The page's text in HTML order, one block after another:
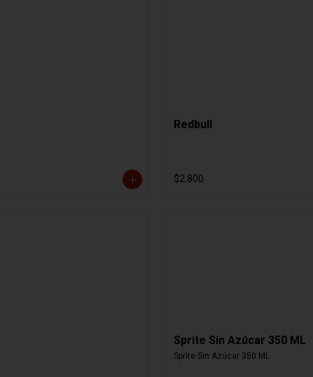
Redbull
$2.800
Sprite Sin Azúcar 350 ML
Sprite Sin Azúcar 350 ML